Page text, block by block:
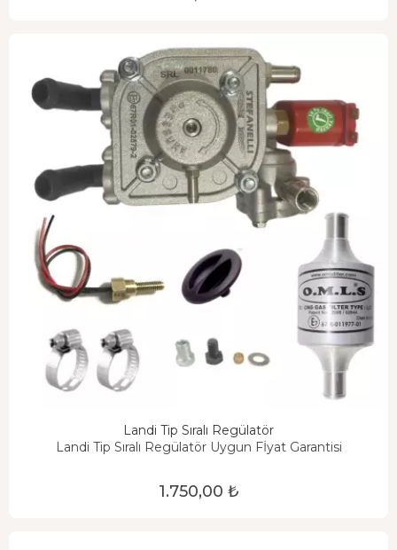
Landi Tip Sıralı Regülatör
Landi Tip Sıralı Regülatör Uygun Fİyat Garantisi
1.750,00 ₺